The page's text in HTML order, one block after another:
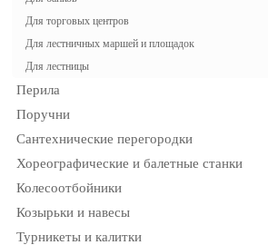
Для торговых центров
Для лестничных маршей и площадок
Для лестницы
Перила
Поручни
Сантехнические перегородки
Хореографические и балетные станки
Колесоотбойники
Козырьки и навесы
Турникеты и калитки